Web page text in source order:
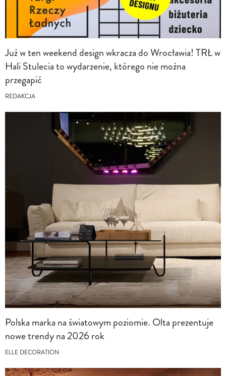
Już w ten weekend design wkracza do Wrocławia! TRŁ w
Hali Stulecia to wydarzenie, którego nie można
przegapić
REDAKCJA
Polska marka na światowym poziomie. Olta prezentuje
nowe trendy na 2026 rok
ELLE DECORATION